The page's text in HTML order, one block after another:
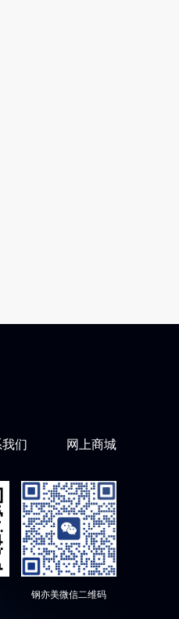
们 网上商城
钢亦美微信二维码